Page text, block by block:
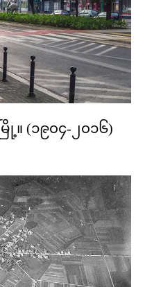
မြို့။ (၁၉၀၄-၂၀၁၆)